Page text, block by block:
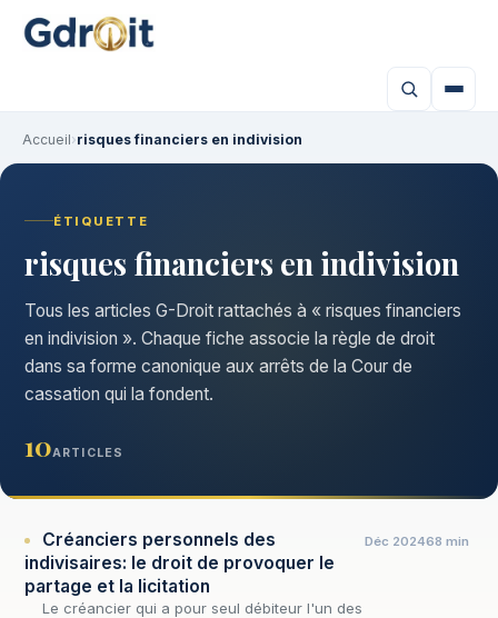
Accueil›risques financiers en indivision
ÉTIQUETTE
risques financiers en indivision
Tous les articles G-Droit rattachés à « risques financiers
en indivision ». Chaque fiche associe la règle de droit
dans sa forme canonique aux arrêts de la Cour de
cassation qui la fondent.
10ARTICLES
Créanciers personnels des
indivisaires: le droit de provoquer le
partage et la licitation
Le créancier qui a pour seul débiteur l'un des
Déc 202468 min